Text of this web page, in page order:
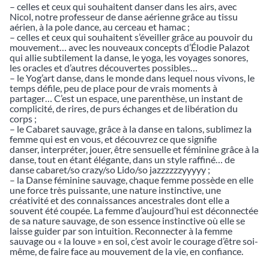
– celles et ceux qui souhaitent danser dans les airs, avec
Nicol, notre professeur de danse aérienne grâce au tissu
aérien, à la pole dance, au cerceau et hamac ;
– celles et ceux qui souhaitent s’éveiller grâce au pouvoir du
mouvement… avec les nouveaux concepts d’Élodie Palazot
qui allie subtilement la danse, le yoga, les voyages sonores,
les oracles et d’autres découvertes possibles…
– le Yog’art danse, dans le monde dans lequel nous vivons, le
temps défile, peu de place pour de vrais moments à
partager… C’est un espace, une parenthèse, un instant de
complicité, de rires, de purs échanges et de libération du
corps ;
– le Cabaret sauvage, grâce à la danse en talons, sublimez la
femme qui est en vous, et découvrez ce que signifie
danser, interpréter, jouer, être sensuelle et féminine grâce à la
danse, tout en étant élégante, dans un style raffiné… de
danse cabaret/so crazy/so Lido/so jazzzzzzyyyyy ;
– la Danse féminine sauvage, chaque femme possède en elle
une force très puissante, une nature instinctive, une
créativité et des connaissances ancestrales dont elle a
souvent été coupée. La femme d’aujourd’hui est déconnectée
de sa nature sauvage, de son essence instinctive où elle se
laisse guider par son intuition. Reconnecter à la femme
sauvage ou « la louve » en soi, c’est avoir le courage d’être soi-
même, de faire face au mouvement de la vie, en confiance.